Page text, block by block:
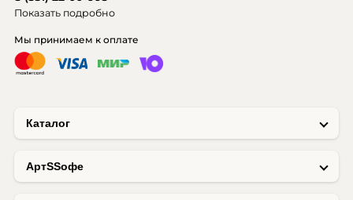
Каталог
AртSSофе
Мы принимаем к оплате
Показать подробно